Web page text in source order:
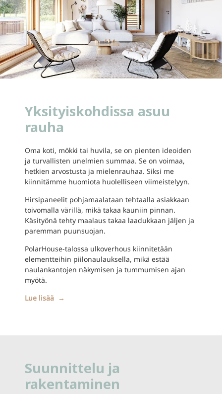
Yksityiskohdissa asuu
rauha
Oma koti, mökki tai huvila, se on pienten ideoiden
ja turvallisten unelmien summaa. Se on voimaa,
hetkien arvostusta ja mielenrauhaa. Siksi me
kiinnitämme huomiota huolelliseen viimeistelyyn.
Hirsipaneelit pohjamaalataan tehtaalla asiakkaan
toivomalla värillä, mikä takaa kauniin pinnan.
Käsityönä tehty maalaus takaa laadukkaan jäljen ja
paremman puunsuojan.
PolarHouse-talossa ulkoverhous kiinnitetään
elementteihin piilonaulauksella, mikä estää
naulankantojen näkymisen ja tummumisen ajan
myötä.
Lue lisää →
Suunnittelu ja
rakentaminen